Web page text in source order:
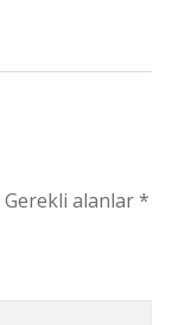
Gerekli alanlar*